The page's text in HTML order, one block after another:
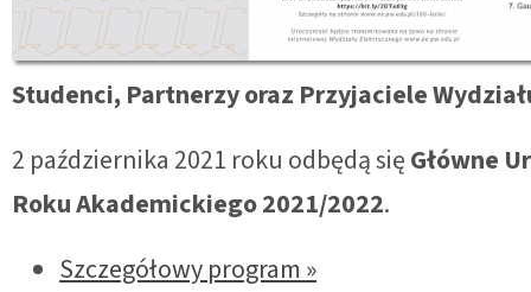
Studenci, Partnerzy oraz Przyjaciele
2 października 2021 roku odbędą sięGłówne
Roku Akademickiego 2021/2022.
Szczegółowy program »